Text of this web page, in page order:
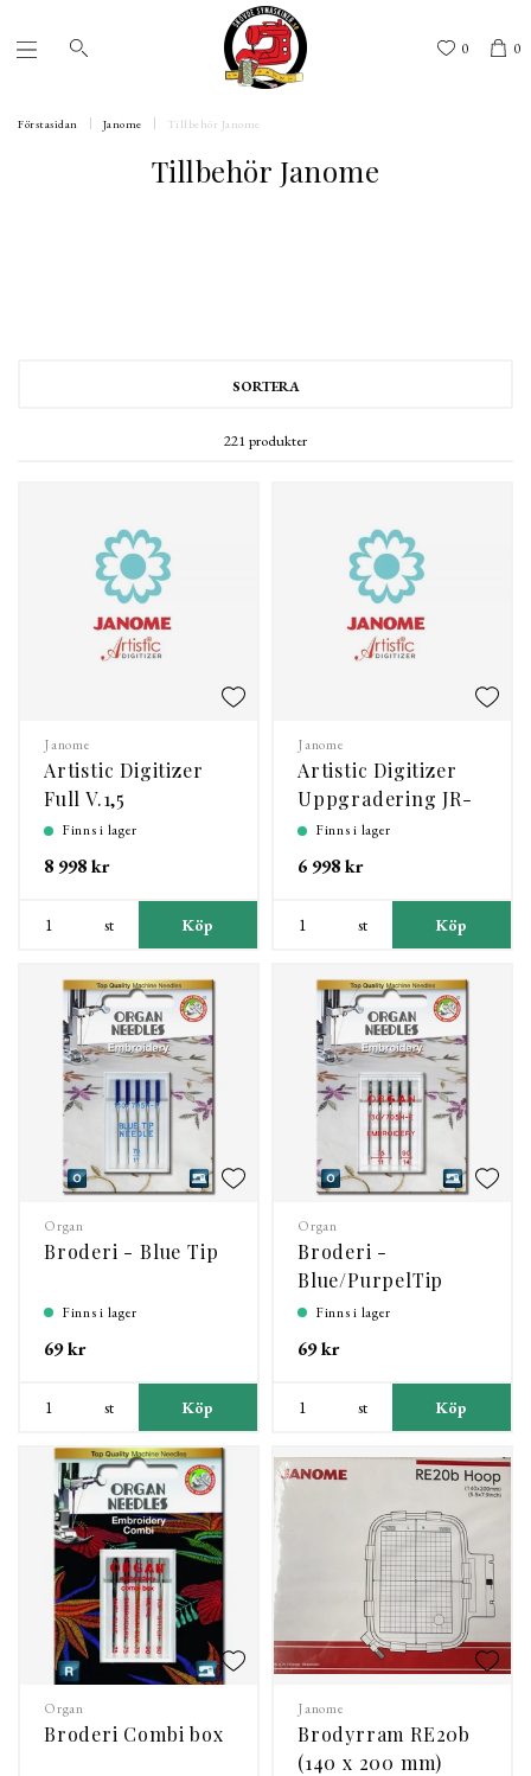
0
0
Förstasidan Janome Tillbehör Janome
Tillbehör Janome
SORTERA
221 produkter
Janome
Artistic Digitizer
Full V.1,5
Finns i lager
8 998 kr
st Köp
Janome
Artistic Digitizer
Uppgradering JR-
Full V.1,5
Finns i lager
6 998 kr
st Köp
Organ
Broderi - Blue Tip
Finns i lager
69 kr
st Köp
Organ
Broderi -
Blue/PurpelTip
Finns i lager
69 kr
st Köp
Organ
Broderi Combi box
Janome
Brodyrram RE20b
(140 x 200 mm)